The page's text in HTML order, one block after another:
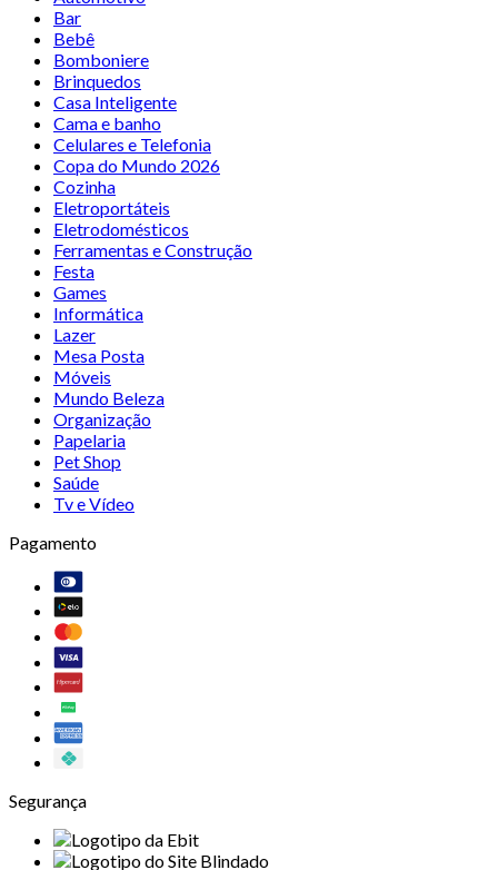
Bar
Bebê
Bomboniere
Brinquedos
Casa Inteligente
Cama e banho
Celulares e Telefonia
Copa do Mundo 2026
Cozinha
Eletroportáteis
Eletrodomésticos
Ferramentas e Construção
Festa
Games
Informática
Lazer
Mesa Posta
Móveis
Mundo Beleza
Organização
Papelaria
Pet Shop
Saúde
Tv e Vídeo
Pagamento
Segurança